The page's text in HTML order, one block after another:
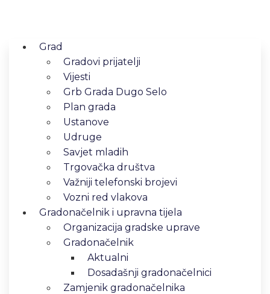
Grad
Gradovi prijatelji
Vijesti
Grb Grada Dugo Selo
Plan grada
Ustanove
Udruge
Savjet mladih
Trgovačka društva
Važniji telefonski brojevi
Vozni red vlakova
Gradonačelnik i upravna tijela
Organizacija gradske uprave
Gradonačelnik
Aktualni
Dosadašnji gradonačelnici
Zamjenik gradonačelnika